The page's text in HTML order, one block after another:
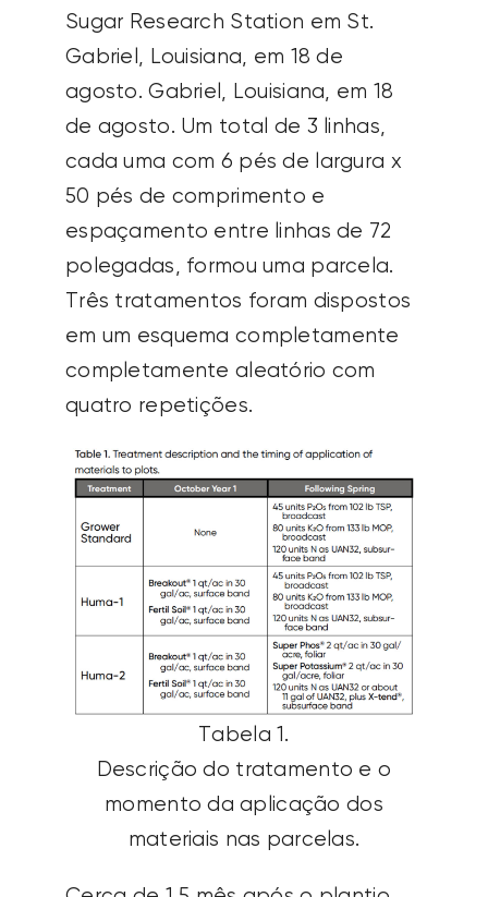
Sugar Research Station em St.
Gabriel, Louisiana, em 18 de
agosto.Gabriel, Louisiana, em 18
de agosto. Um total de 3 linhas,
cada uma com 6 pés de largura x
50 pés de comprimento e
espaçamento entre linhas de 72
polegadas, formou uma parcela.
Três tratamentos foram dispostos
em um esquema completamente
completamente aleatório com
quatro repetições.
Tabela 1.
Descrição do tratamento e o
momento da aplicação dos
materiais nas parcelas.